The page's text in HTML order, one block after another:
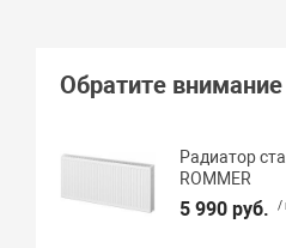
Обратите
Радиатор
ROMMER
5 990 руб. /